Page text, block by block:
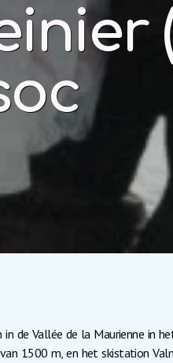
in de Vallée de la Maurienne in
1500 m, en het skistation